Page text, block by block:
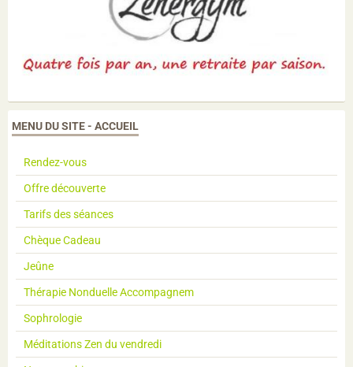
MENU DU SITE - ACCUEIL
Rendez-vous
Offre découverte
Tarifs des séances
Chèque Cadeau
Jeûne
Thérapie Nonduelle Accompagnem
Sophrologie
Méditations Zen du vendredi